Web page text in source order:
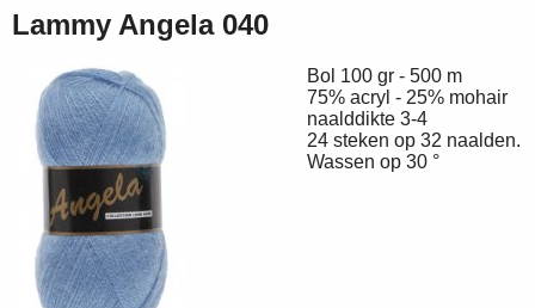
Lammy Angela 040
Bol 100 gr - 500 m
75% acryl - 25% mohair
naalddikte 3-4
24 steken op 32 naalden.
Wassen op 30 °